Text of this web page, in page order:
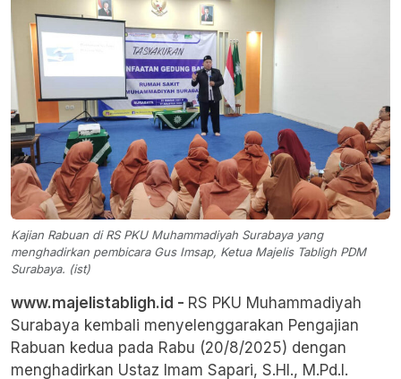
Kajian Rabuan di RS PKU Muhammadiyah Surabaya yang
menghadirkan pembicara Gus Imsap, Ketua Majelis Tabligh PDM
Surabaya. (ist)
www.majelistabligh.id - RS PKU Muhammadiyah
Surabaya kembali menyelenggarakan Pengajian
Rabuan kedua pada Rabu (20/8/2025) dengan
menghadirkan Ustaz Imam Sapari, S.HI., M.Pd.I.